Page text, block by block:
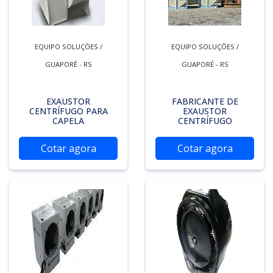
EQUIPO SOLUÇÕES /
GUAPORÉ - RS
EXAUSTOR
CENTRÍFUGO PARA
CAPELA
Cotar agora
EQUIPO SOLUÇÕES /
GUAPORÉ - RS
FABRICANTE DE
EXAUSTOR
CENTRÍFUGO
Cotar agora